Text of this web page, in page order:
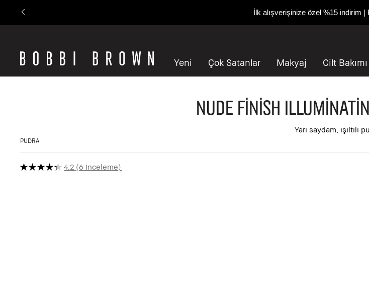
1500 TL ve üzeri alışverişlerde
Yeni Çok Satanlar Makyaj Cilt Bakımı
Nude Finish
Yarı saydam, ışıltılı
PUDRA
4.2 6 Inceleme